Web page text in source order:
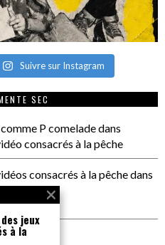
Suivre sur Instagram
SEC
P comeladedans
consacrés à la pêche
consacrés à la pêchedans
jeux
à la